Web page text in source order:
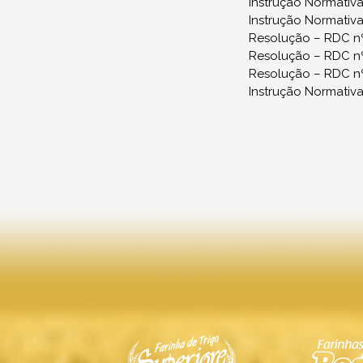
Instrução
Resolução – RDC
Resolução – RDC
Resolução – RDC
Instrução